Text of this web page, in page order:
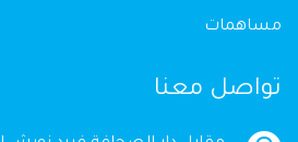
مساهمات
تواصل معنا